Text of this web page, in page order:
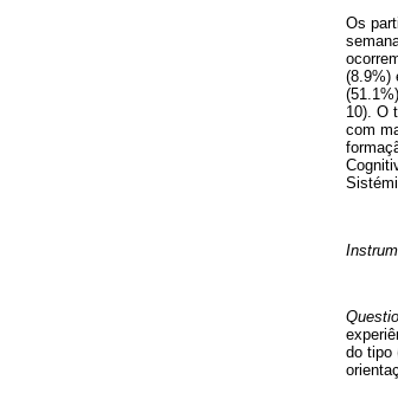
Os
(8.9%)
10). O
com
do tipo